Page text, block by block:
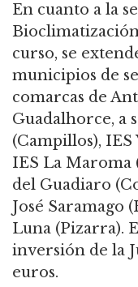
En cuanto a la
curso, se
municipios de
comarcas de
Guadalhorce, a
(Campillos),
IES La Maroma
del Guadiaro
José Saramago
Luna (Pizarra).
inversión de la
euros.